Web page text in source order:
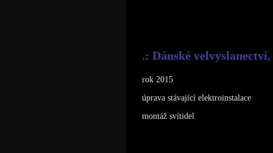
.: Dánské
rok 2015
úprava stávající elektroinstalace
montáž svítidel